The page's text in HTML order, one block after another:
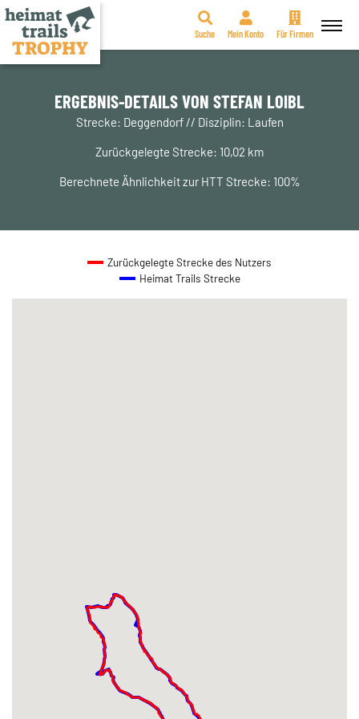
Zum
Suche Mein Konto Für Firmen
ERGEBNIS-DETAILS VON STEFAN LOIBL
Strecke: Deggendorf // Disziplin: Laufen
Zurückgelegte Strecke: 10,02 km
Berechnete Ähnlichkeit zur HTT Strecke: 100%
Zurückgelegte Strecke des Nutzers
Heimat Trails Strecke